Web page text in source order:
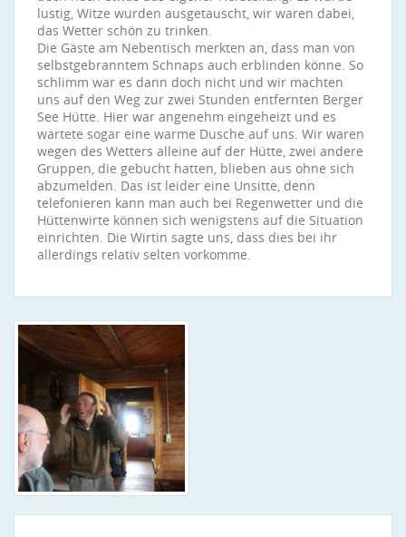
lustig, Witze wurden ausgetauscht, wir waren dabei,
das Wetter schön zu trinken.
Die Gäste am Nebentisch merkten an, dass man von
selbstgebranntem Schnaps auch erblinden könne. So
schlimm war es dann doch nicht und wir machten
uns auf den Weg zur zwei Stunden entfernten Berger
See Hütte. Hier war angenehm eingeheizt und es
wartete sogar eine warme Dusche auf uns. Wir waren
wegen des Wetters alleine auf der Hütte, zwei andere
Gruppen, die gebucht hatten, blieben aus ohne sich
abzumelden. Das ist leider eine Unsitte, denn
telefonieren kann man auch bei Regenwetter und die
Hüttenwirte können sich wenigstens auf die Situation
einrichten. Die Wirtin sagte uns, dass dies bei ihr
allerdings relativ selten vorkomme.